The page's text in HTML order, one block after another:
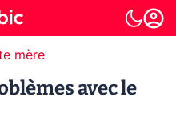
mère
avec le